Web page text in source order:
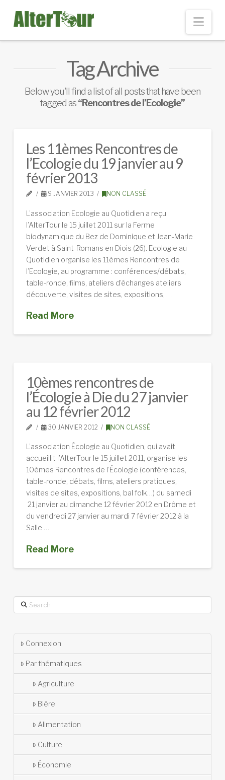
Tag Archive
Below you'll find a list of all posts that have been
tagged as“Rencontres de l’Ecologie”
Les 11èmes Rencontres de
l’Ecologie du 19 janvier au 9
février 2013
9 JANVIER 2013 NON CLASSÉ
L’association Ecologie au Quotidien a reçu
l’AlterTour le 15 juillet 2011 sur la Ferme
biodynamique du Bez de Dominique et Jean-Marie
Verdet à Saint-Romans en Diois (26). Ecologie au
Quotidien organise les 11èmes Rencontres de
l’Ecologie, au programme : conférences/débats,
table-ronde, films, ateliers d’échanges ateliers
découverte, visites de sites, expositions, …
Read More
10èmes rencontres de
l’Écologie à Die du 27 janvier
au 12 février 2012
30 JANVIER 2012 NON CLASSÉ
L’association Écologie au Quotidien, qui avait
accueillit l’AlterTour le 15 juillet 2011, organise les
10èmes Rencontres de l’Écologie (conférences,
table-ronde, débats, films, ateliers pratiques,
visites de sites, expositions, bal folk…) du samedi
21 janvier au dimanche 12 février 2012 en Drôme et
du vendredi 27 janvier au mardi 7 février 2012 à la
Salle …
Read More
Search
Connexion
Par thématiques
Agriculture
Bière
Alimentation
Culture
Économie